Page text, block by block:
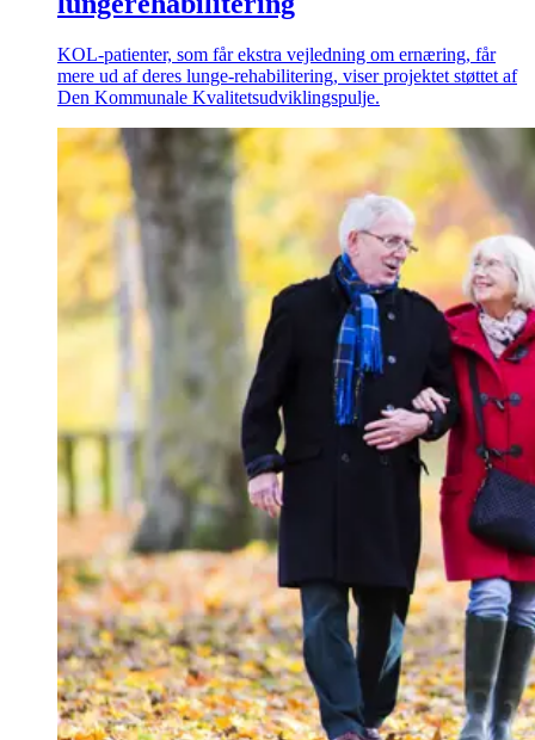
KOL-patienter, som får ekstra vejledning om ernæring, får
mere ud af deres lunge-rehabilitering, viser projektet støttet af
Den Kommunale Kvalitetsudviklingspulje.